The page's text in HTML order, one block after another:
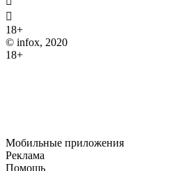

18+
© infox, 2020
18+
Мобильные приложения
Реклама
Помощь